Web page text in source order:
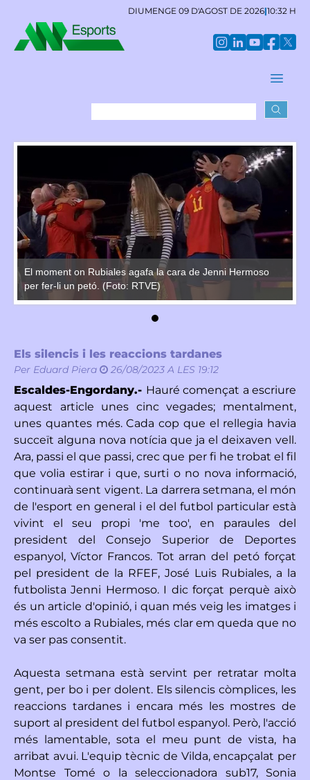
DIUMENGE 09 D'AGOST DE 2026|10:32 H
El moment on Rubiales agafa la cara de Jenni Hermoso
per fer-li un petó. (Foto: RTVE)
Els silencis i les reaccions tardanes
Per Eduard Piera 26/08/2023 A LES 19:12
Escaldes-Engordany.- Hauré començat a escriure
aquest article unes cinc vegades; mentalment,
unes quantes més. Cada cop que el rellegia havia
succeït alguna nova notícia que ja el deixaven vell.
Ara, passi el que passi, crec que per fi he trobat el fil
que volia estirar i que, surti o no nova informació,
continuarà sent vigent. La darrera setmana, el món
de l'esport en general i el del futbol particular està
vivint el seu propi 'me too', en paraules del
president del Consejo Superior de Deportes
espanyol, Víctor Francos. Tot arran del petó forçat
pel president de la RFEF, José Luis Rubiales, a la
futbolista Jenni Hermoso. I dic forçat perquè això
és un article d'opinió, i quan més veig les imatges i
més escolto a Rubiales, més clar em queda que no
va ser pas consentit.
Aquesta setmana està servint per retratar molta
gent, per bo i per dolent. Els silencis còmplices, les
reaccions tardanes i encara més les mostres de
suport al president del futbol espanyol. Però, l'acció
més lamentable, sota el meu punt de vista, ha
arribat avui. L'equip tècnic de Vilda, encapçalat per
Montse Tomé o la seleccionadora sub17, Sonia